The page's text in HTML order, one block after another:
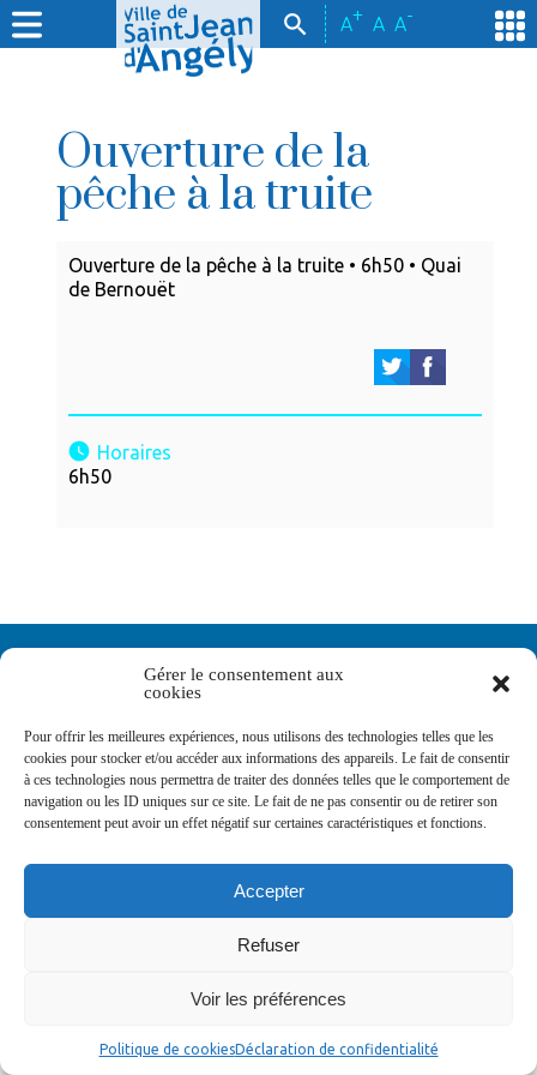
Gérer le consentement aux
cookies
Pour offrir les meilleures expériences, nous utilisons des technologies telles que les
cookies pour stocker et/ou accéder aux informations des appareils. Le fait de consentir
à ces technologies nous permettra de traiter des données telles que le comportement de
navigation ou les ID uniques sur ce site. Le fait de ne pas consentir ou de retirer son
consentement peut avoir un effet négatif sur certaines caractéristiques et fonctions.
Accepter
Refuser
Voir les préférences
Politique de cookiesDéclaration de confidentialité
A+ A A-
Ouverture de la
pêche à la truite
Ouverture de la pêche à la truite • 6h50 • Quai
de Bernouët
Horaires
6h50
Newsletters
Abonnez-vous à la newsletter
>
© Ville de Saint-Jean-d'Angély 2026
Découvrir la ville
Contact